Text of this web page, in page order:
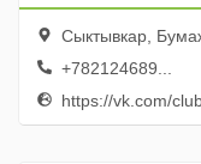
Сыктывкар,
+782124689...
https://vk.com/